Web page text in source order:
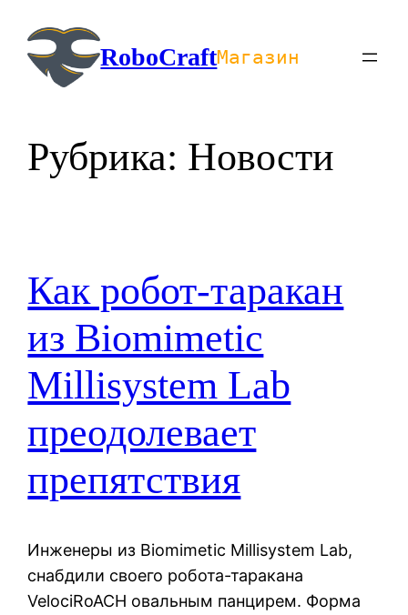
содержимомуRoboCraftМагазин
Рубрика: Новости
Как робот-таракан
из Biomimetic
Millisystem Lab
преодолевает
препятствия
Инженеры из Biomimetic Millisystem Lab,
снабдили своего робота-таракана
VelociRoACH овальным панцирем. Форма